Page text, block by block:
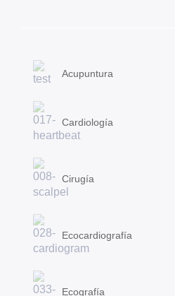
Acupuntura
Cardiología
Cirugía
Ecocardiografía
Ecografía